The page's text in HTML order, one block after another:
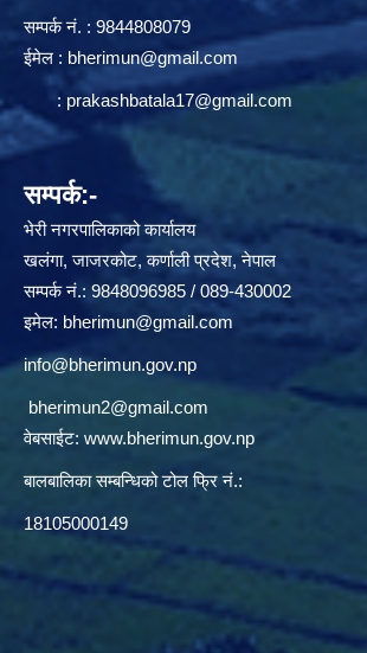
सम्पर्क न‌ं. : 9844808079
ईमेल : bherimun@gmail.com
: prakashbatala17@gmail.com
सम्पर्क:-
भेरी नगरपालिकाको कार्यालय
खलंगा, जाजरकोट, कर्णाली प्रदेश, नेपाल
सम्पर्क नं.: 9848096985 / 089-430002
इमेल: bherimun@gmail.com
info@bherimun.gov.np
bherimun2@gmail.com
वेबसाईट: www.bherimun.gov.np
बालबालिका सम्बन्धिको टोल फ्रि नं.:
18105000149